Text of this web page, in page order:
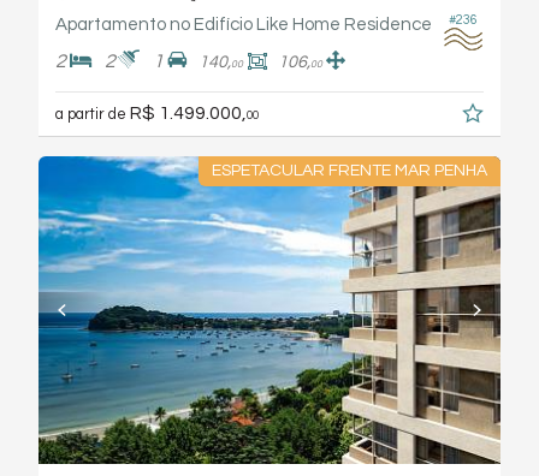
#236
Apartamento no Edifício Like Home Residence
2 2 1 140,00 106,00
a partir de R$ 1.499.000, 00
ESPETACULAR FRENTE MAR PENHA